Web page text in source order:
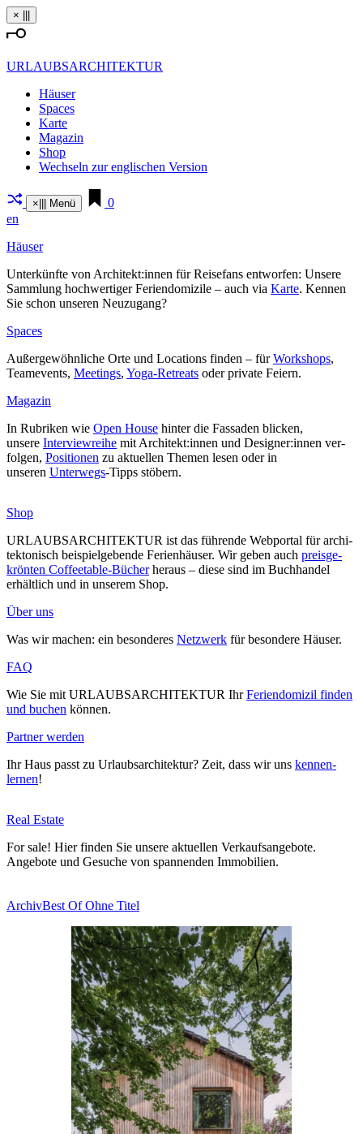
Zum
Inhalt
springen
×
URLAUBSARCHITEKTUR
Häuser
Spaces
Karte
Magazin
Shop
Wechseln zur englischen Version
× Menü
0
en
Häuser
Unter­künfte von Architekt:innen für Rei­sefans ent­worfen: Unsere
Sammlung hoch­wer­tiger Feri­en­do­mizile – auch via Karte. Kennen
Sie schon unseren Neu­zugang?
Spaces
Außer­ge­wöhn­liche Orte und Loca­tions finden – fürWork­shops,
Team­e­vents, Mee­tings, Yoga-Retreats oder private Feiern.
Magazin
In Rubriken wie Open House hinter die Fas­saden blicken,
unsere Inter­view­reihe mit Architekt:innen und Designer:innen ver­
folgen, Posi­tionen zu aktu­ellen Themen lesen oder in
unseren Unterwegs-Tipps stöbern.
Shop
URLAUBSARCHITEKTUR ist das füh­rende Web­portal für archi­
tek­to­nisch bei­spiel­ge­bende Feri­en­häuser. Wir geben auch preis­ge­
krönten Cof­fee­table-Bücherheraus – diese sind im Buch­handel
erhältlich und in unserem Shop.
Über uns
Was wir machen: ein beson­deres Netzwerk für besondere Häuser.
FAQ
Wie Sie mit URLAUBSARCHITEKTUR IhrFeri­en­do­mizil finden
und buchen können.
Partner werden
Ihr Haus passt zu Urlaubs­ar­chi­tektur? Zeit, dass wir uns ken­nen­
lernen!
Real Estate
For sale! Hier finden Sie unsere aktu­ellen Ver­kaufs­an­gebote.
Angebote und Gesuche von span­nenden Immo­bilien.
ArchivBest Of Ohne Titel